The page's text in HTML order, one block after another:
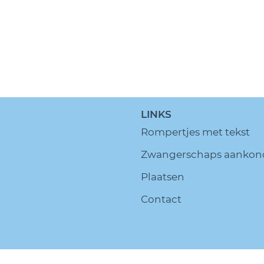
LINKS
Rompertjes met tekst
Zwangerschaps
Plaatsen
Contact